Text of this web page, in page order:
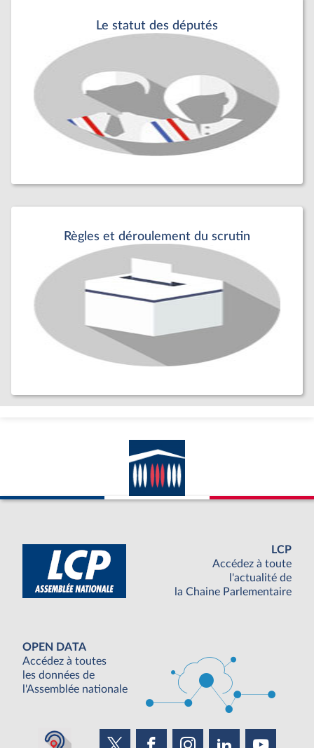
Le statut des députés
Règles et déroulement du scrutin
LCP
Accédez à toute
l'actualité de
la Chaine Parlementaire
OPEN DATA
Accédez à toutes
les données de
l'Assemblée nationale